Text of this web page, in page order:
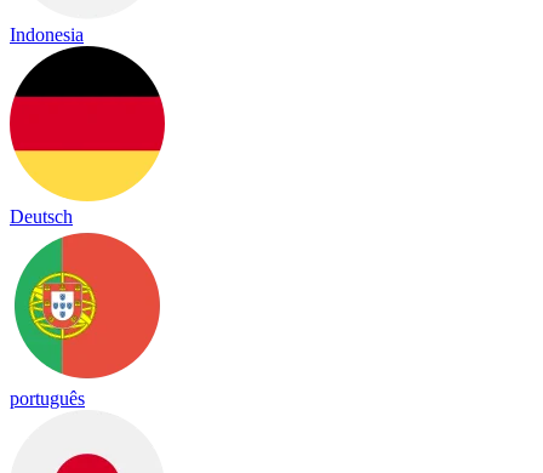
Indonesia
Deutsch
português